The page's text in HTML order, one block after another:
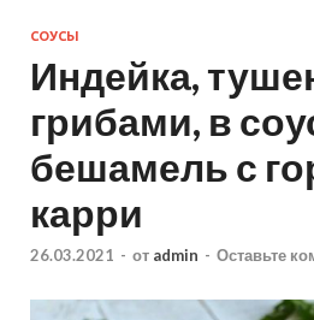
СОУСЫ
Индейка,
грибами, в
бешамель с
карри
26.03.2021 - от admin - Оставьте